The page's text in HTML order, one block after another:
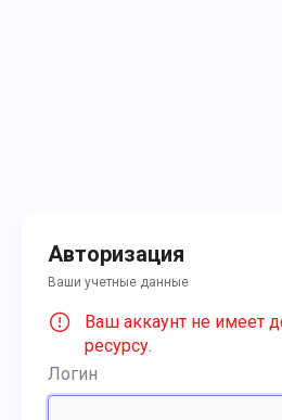
Авторизация
Ваши учетные данные
Ваш аккаунт не имеет
ресурсу.
Логин